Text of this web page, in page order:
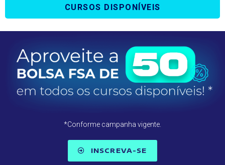
CURSOS DISPONÍVEIS
*Conforme campanha vigente.
INSCREVA-SE